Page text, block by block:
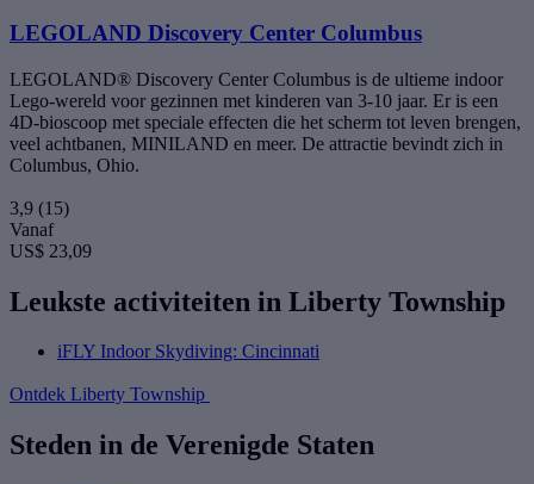
LEGOLAND Discovery Center Columbus
LEGOLAND® Discovery Center Columbus is de ultieme indoor
Lego-wereld voor gezinnen met kinderen van 3-10 jaar. Er is een
4D-bioscoop met speciale effecten die het scherm tot leven brengen,
veel achtbanen, MINILAND en meer. De attractie bevindt zich in
Columbus, Ohio.
3,9 (15)
Vanaf
US$ 23,09
Leukste activiteiten in Liberty Township
iFLY Indoor Skydiving: Cincinnati
Ontdek Liberty Township
Steden in de Verenigde Staten